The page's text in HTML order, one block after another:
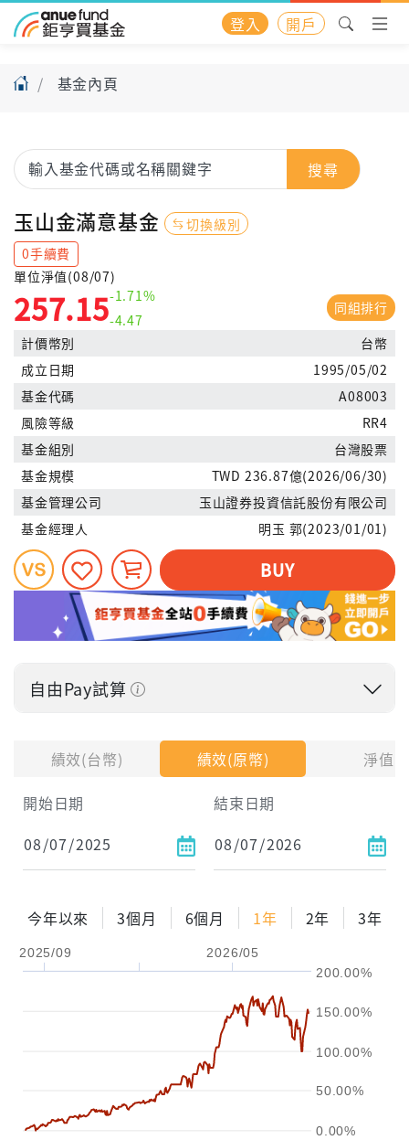
登入 開戶
基金內頁
績效(台幣) 績效(原幣)
淨值
開始日期
結束日期
今年以來 3個月 6個月 1年 2年 3年
2025/09 2026/05
0.00%
50.00%
100.00%
150.00%
200.00%
搜尋
玉山金滿意基金
切換級別
0手續費
單位淨值(08/07)
257.15-1.71%
-4.47
同組排行
計價幣別
台幣
成立日期
1995/05/02
基金代碼
A08003
風險等級
RR4
基金組別
台灣股票
基金規模
TWD 236.87億(2026/06/30)
基金管理公司
玉山證券投資信託股份有限公司
基金經理人
明玉 郭(2023/01/01)
BUY
自由Pay試算
每月Pay出方式
依金額
依比例
0% 年化自由Pay率
試算